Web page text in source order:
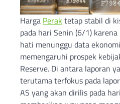
Harga Perak tetap stabil di
pada hari Senin (6/1)
hati menunggu data
memengaruhi prospek
Reserve. Di antara laporan
terutama terfokus pada
AS yang akan dirilis pada